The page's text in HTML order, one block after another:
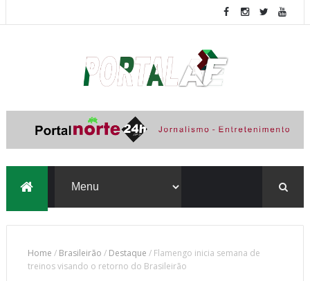
Home / Brasileirão / Destaque / Flamengo inicia semana de
treinos visando o retorno do Brasileirão